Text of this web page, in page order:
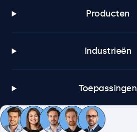
Producten
Industrieën
Toepassingen
Klantenservice